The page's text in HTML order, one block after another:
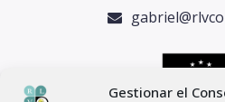
Gestionar el